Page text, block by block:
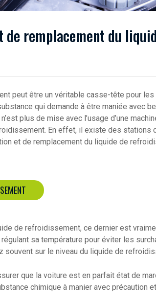
de remplacement du
t peut être un véritable casse-tête pour
qui demande à être maniée avec
plus de mise avec l’usage d’une
En effet, il existe des stations
et de remplacement du liquide de
de refroidissement, ce dernier est
sa température pour éviter les
souvent sur le niveau du liquide de
que la voiture est en parfait état de
chimique à manier avec précaution